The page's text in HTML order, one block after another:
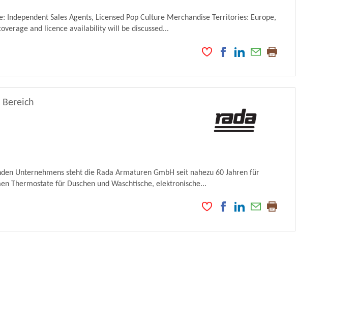
Independent Sales Agents, Licensed Pop Culture Merchandise Territories: Europe,
and licence availability will be discussed...
Unternehmens steht die Rada Armaturen GmbH seit nahezu 60 Jahren für
Thermostate für Duschen und Waschtische, elektronische...